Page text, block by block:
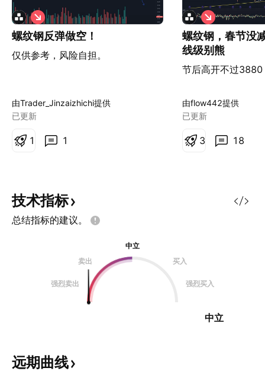
螺纹钢反弹做空！
仅供参考，风险自担。
做
空
由Trader_Jinzaizhichi提供
已更新
1
1
螺纹钢，春节没
线级别熊
节后高开不过3880
做
空
由flow442提供
已更新
18
3
技术指标
总结指标的建议。
中立
卖出
买入
强烈卖出 强烈买入
中立
远期曲线